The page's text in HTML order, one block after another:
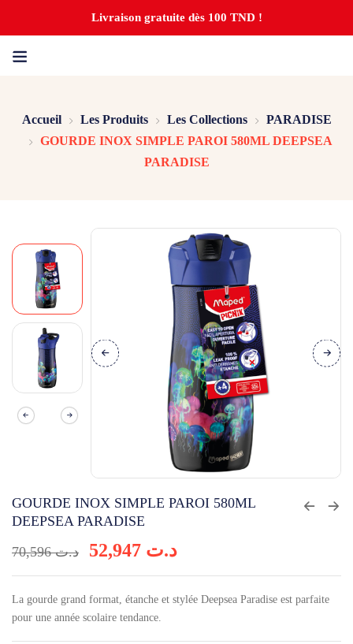
Livraison gratuite dès 100 TND !
Accueil Les Produits Les Collections
PARADISE
GOURDE INOX SIMPLE PAROI 580ML DEEPSEA
PARADISE
GOURDE INOX SIMPLE PAROI 580ML
DEEPSEA PARADISE
د.ت70,596 د.ت
La gourde grand format, étanche et stylée Deepsea Paradise est parfaite
pour une année scolaire tendance.